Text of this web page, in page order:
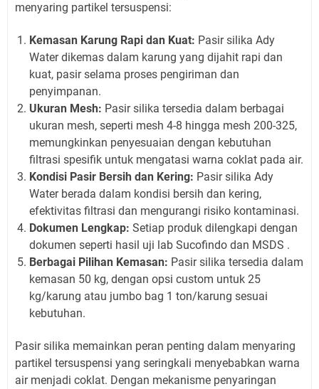
menyaring partikel tersuspensi:
Kemasan Karung Rapi dan Kuat: Pasir silika Ady
Water dikemas dalam karung yang dijahit rapi dan
kuat, pasir selama proses pengiriman dan
penyimpanan.
Ukuran Mesh: Pasir silika tersedia dalam berbagai
ukuran mesh, seperti mesh 4-8 hingga mesh 200-325,
memungkinkan penyesuaian dengan kebutuhan
filtrasi spesifik untuk mengatasi warna coklat pada air.
Kondisi Pasir Bersih dan Kering: Pasir silika Ady
Water berada dalam kondisi bersih dan kering,
efektivitas filtrasi dan mengurangi risiko kontaminasi.
Dokumen Lengkap: Setiap produk dilengkapi dengan
dokumen seperti hasil uji lab Sucofindo dan MSDS .
Berbagai Pilihan Kemasan: Pasir silika tersedia dalam
kemasan 50 kg, dengan opsi custom untuk 25
kg/karung atau jumbo bag 1 ton/karung sesuai
kebutuhan.
Pasir silika memainkan peran penting dalam menyaring
partikel tersuspensi yang seringkali menyebabkan warna
air menjadi coklat. Dengan mekanisme penyaringan